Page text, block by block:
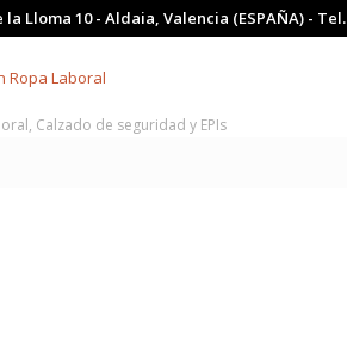
la Lloma 10 - Aldaia, Valencia (ESPAÑA) - Tel.
Calzado de seguridad y EPIs